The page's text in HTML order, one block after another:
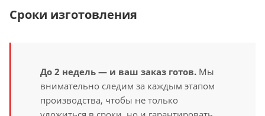
Сроки изготовления
До 2 недель — и ваш заказ готов. Мы
внимательно следим за каждым этапом
производства, чтобы не только